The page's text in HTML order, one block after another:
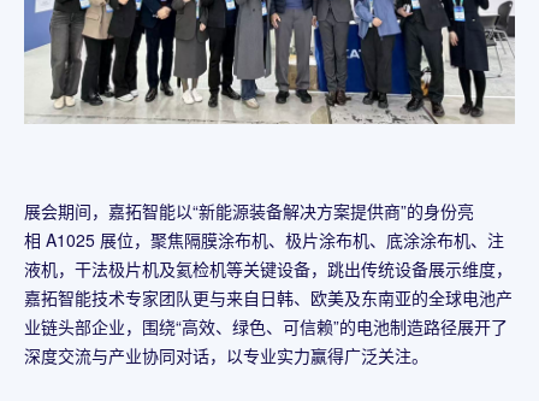
展会期间，嘉拓智能以“新能源装备解决方案提供商”的身份亮
相 A1025 展位，聚焦隔膜涂布机、极片涂布机、底涂涂布机、注
液机，干法极片机及氦检机等关键设备，跳出传统设备展示维度，
嘉拓智能技术专家团队更与来自日韩、欧美及东南亚的全球电池产
业链头部企业，围绕“高效、绿色、可信赖”的电池制造路径展开了
深度交流与产业协同对话，以专业实力赢得广泛关注。